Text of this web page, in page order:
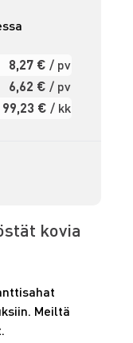
8,27 € / pv
6,62 € / pv
99,23 € / kk
kovia
Meiltä